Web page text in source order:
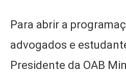
Para abrir a
advogados e
Presidente da OAB